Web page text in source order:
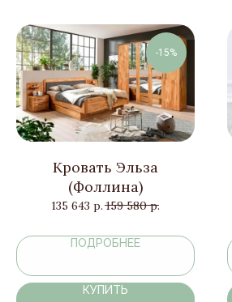
-15%
Кровать Эльза
(Фоллина)
135 643 р. 159 580 р.
ПОДРОБНЕЕ
КУПИТЬ